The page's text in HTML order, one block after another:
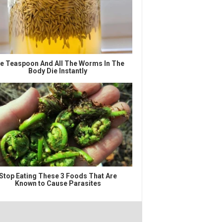
Teaspoon And All The Worms In The
Body Die Instantly
Eating These 3 Foods That Are
Known to Cause Parasites